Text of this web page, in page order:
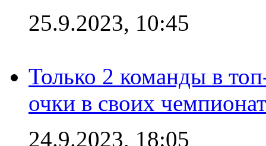
25.9.2023, 10:45
Только 2 команды в
очки в своих
24.9.2023, 18:05